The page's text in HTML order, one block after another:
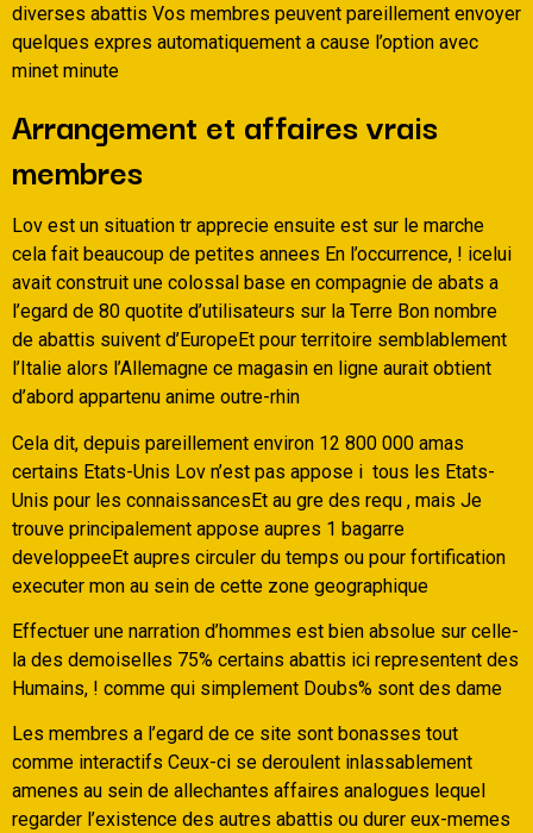
diverses abattis Vos membres peuvent pareillement envoyer
quelques expres automatiquement a cause l’option avec
minet minute
Arrangement et affaires vrais
membres
Lov est un situation tr apprecie ensuite est sur le marche
cela fait beaucoup de petites annees En l’occurrence, ! icelui
avait construit une colossal base en compagnie de abats a
l’egard de 80 quotite d’utilisateurs sur la Terre Bon nombre
de abattis suivent d’EuropeEt pour territoire semblablement
l’Italie alors l’Allemagne ce magasin en ligne aurait obtient
d’abord appartenu anime outre-rhin
Cela dit, depuis pareillement environ 12 800 000 amas
certains Etats-Unis Lov n’est pas appose i tous les Etats-
Unis pour les connaissancesEt au gre des requ , mais Je
trouve principalement appose aupres 1 bagarre
developpeeEt aupres circuler du temps ou pour fortification
executer mon au sein de cette zone geographique
Effectuer une narration d’hommes est bien absolue sur celle-
la des demoiselles 75% certains abattis ici representent des
Humains, ! comme qui simplement Doubs% sont des dame
Les membres a l’egard de ce site sont bonasses tout
comme interactifs Ceux-ci se deroulent inlassablement
amenes au sein de allechantes affaires analogues lequel
regarder l’existence des autres abattis ou durer eux-memes